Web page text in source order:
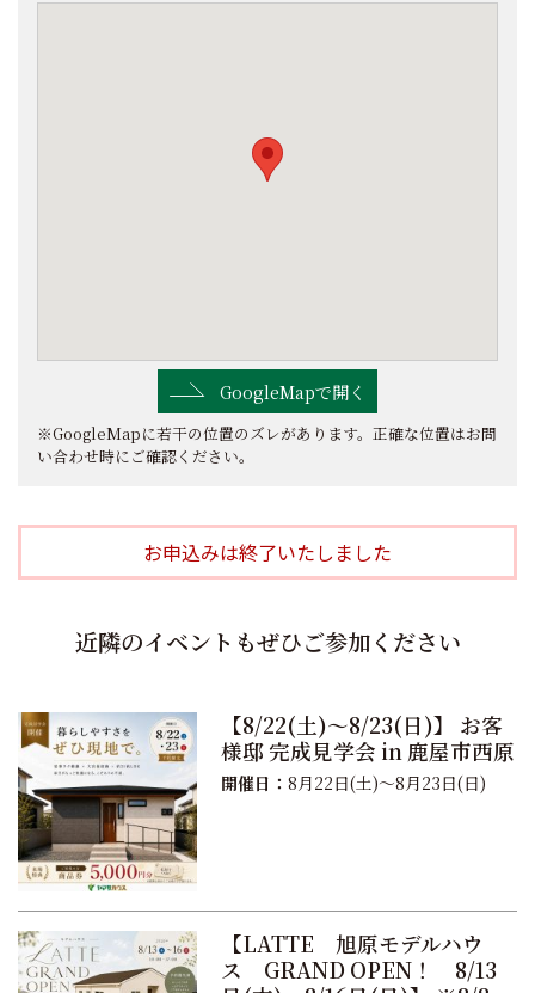
GoogleMapで開く
※GoogleMapに若干の位置のズレがあります。正確な位置はお問
い合わせ時にご確認ください。
お申込みは終了いたしました
近隣のイベントもぜひご参加ください
【8/22(土)～8/23(日)】 お客
様邸 完成見学会 in 鹿屋市西原
開催日： 8月22日(土)～8月23日(日)
【LATTE 旭原モデルハウ
ス GRAND OPEN！ 8/13